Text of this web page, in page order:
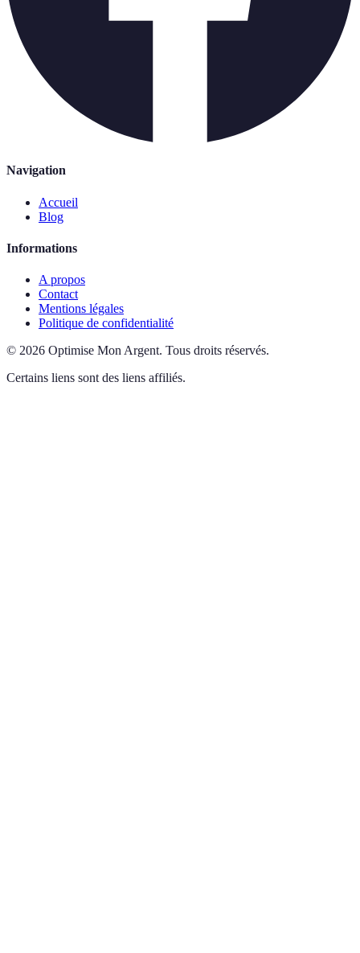
Navigation
Accueil
Blog
Informations
A propos
Contact
Mentions légales
Politique de confidentialité
© 2026 Optimise Mon Argent. Tous droits réservés.
Certains liens sont des liens affiliés.